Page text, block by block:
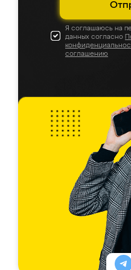
Я соглашаюсь на
данных согласно
соглашению